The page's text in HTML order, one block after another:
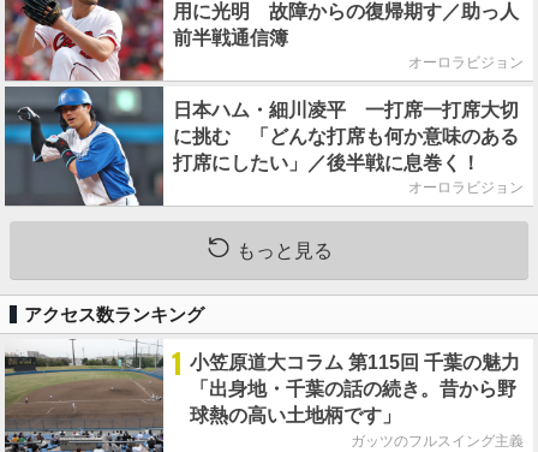
用に光明 故障からの復帰期す／助っ人
前半戦通信簿
オーロラビジョン
日本ハム・細川凌平 一打席一打席大切
に挑む 「どんな打席も何か意味のある
打席にしたい」／後半戦に息巻く！
オーロラビジョン
もっと見る
アクセス数ランキング
1 小笠原道大コラム 第115回 千葉の魅力
「出身地・千葉の話の続き。昔から野
球熱の高い土地柄です」
ガッツのフルスイング主義